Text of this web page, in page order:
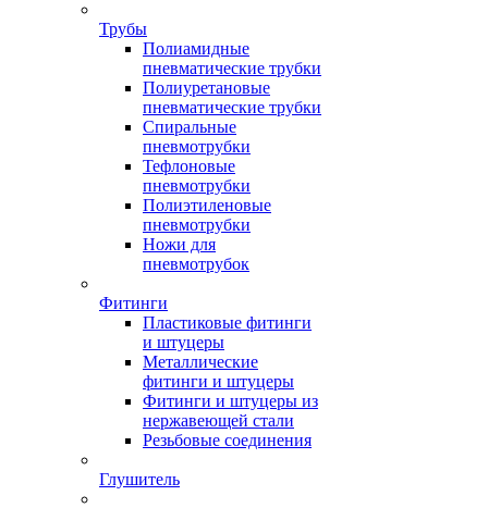
Трубы
Полиамидные
пневматические трубки
Полиуретановые
пневматические трубки
Спиральные
пневмотрубки
Тефлоновые
пневмотрубки
Полиэтиленовые
пневмотрубки
Ножи для
пневмотрубок
Фитинги
Пластиковые фитинги
и штуцеры
Металлические
фитинги и штуцеры
Фитинги и штуцеры из
нержавеющей стали
Резьбовые соединения
Глушитель